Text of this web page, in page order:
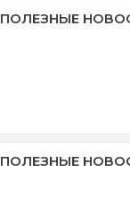
ПОЛЕЗНЫЕ
ПОЛЕЗНЫЕ